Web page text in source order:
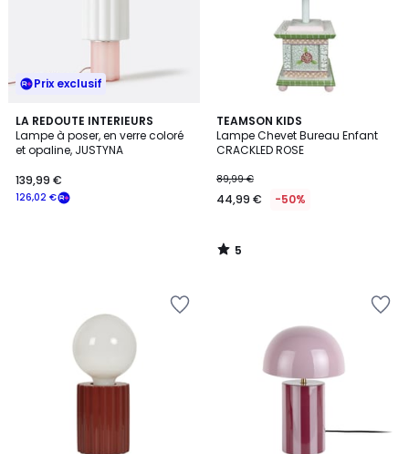
Prix exclusif
LA REDOUTE INTERIEURS
Lampe à poser, en verre coloré
et opaline, JUSTYNA
126,02 €
139,99 €
TEAMSON KIDS
Lampe Chevet Bureau Enfant
CRACKLED ROSE
89,99 €
44,99 € -50%
5
/
5
5
/